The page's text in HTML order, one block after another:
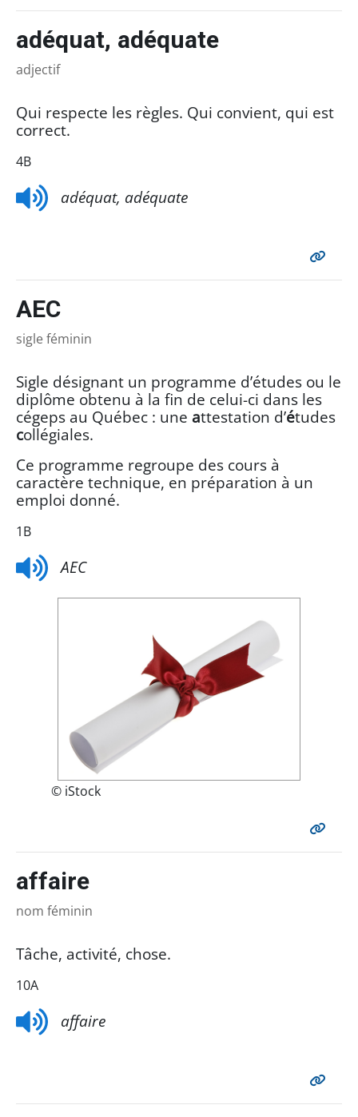
adéquat, adéquate
adjectif
Qui respecte les règles. Qui convient, qui est
correct.
4B
adéquat, adéquate
AEC
sigle féminin
Sigle désignant un programme d’études ou le
diplôme obtenu à la fin de celui-ci dans les
cégeps au Québec : une attestation d’études
collégiales.
Ce programme regroupe des cours à
caractère technique, en préparation à un
emploi donné.
1B
AEC
© iStock
affaire
nom féminin
Tâche, activité, chose.
10A
affaire